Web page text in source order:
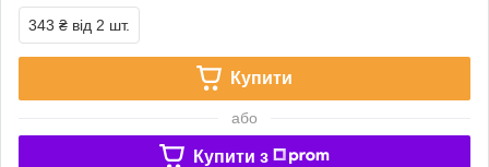
343 ₴ від 2 шт.
Купити
або
Купити з